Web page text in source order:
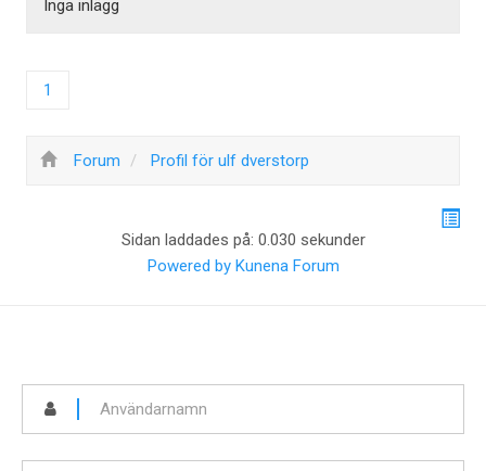
Inga inlägg
1
Forum Profil för ulf dverstorp
Sidan laddades på: 0.030 sekunder
Powered by Kunena Forum